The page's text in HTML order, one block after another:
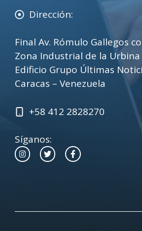
Dirección:
Final Av. Rómulo Gallegos
Zona Industrial de la Urbina
Edificio Grupo Últimas
Caracas – Venezuela
+58 412 2828270
Síganos: